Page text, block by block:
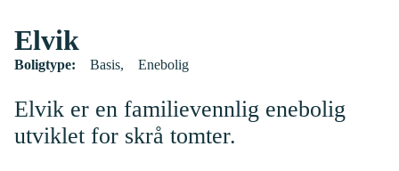
Elvik
Boligtype: Basis Enebolig
Elvik er en familievennlig enebolig
utviklet for skrå tomter.